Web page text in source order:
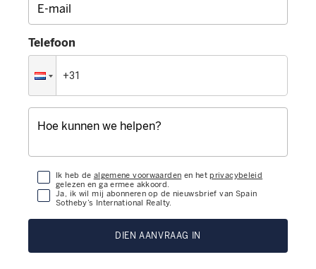
Telefoon
Ik heb de algemene voorwaarden en hetprivacybeleid
gelezen en ga ermee akkoord.
Ja, ik wil mij abonneren op de nieuwsbrief van Spain
Sotheby’s International Realty.
DIEN AANVRAAG IN